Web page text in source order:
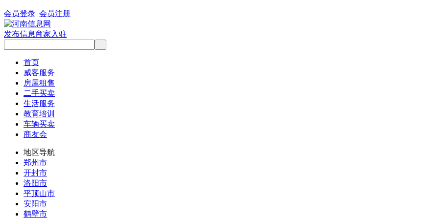
会员登录 会员注册
发布信息商家入驻
首页
威客服务
房屋租售
二手买卖
生活服务
教育培训
车辆买卖
商友会
地区导航
郑州市
开封市
洛阳市
平顶山市
安阳市
鹤壁市